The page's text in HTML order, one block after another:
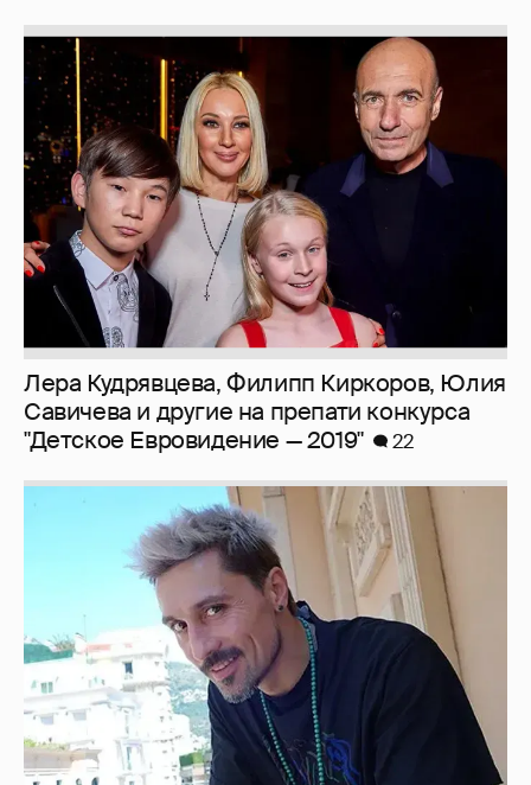
Лера Кудрявцева, Филипп Киркоров, Юлия
Савичева и другие на препати конкурса
"Детское Евровидение — 2019"
22